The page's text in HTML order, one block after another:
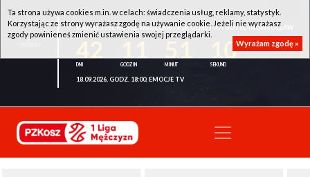
WKK ACTIVE HOTEL WROCŁAW - KSK QEMETICA NOTEĆ INOWROCŁAW
10
18.09.2026, GODZ. 18:00, EMOCJE TV
Ta strona używa cookies m.in. w celach: świadczenia usług, reklamy, statystyk.
Korzystając ze strony wyrażasz zgodę na używanie cookie. Jeżeli nie wyrażasz
zgody powinieneś zmienić ustawienia swojej przeglądarki.
Wyrażam zgodę »